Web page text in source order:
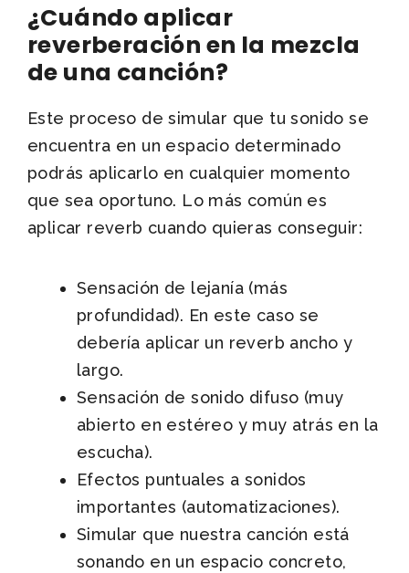
¿Cuándo aplicar
reverberación en la mezcla
de una canción?
Este proceso de simular que tu sonido se
encuentra en un espacio determinado
podrás aplicarlo en cualquier momento
que sea oportuno. Lo más común es
aplicar reverb cuando quieras conseguir:
Sensación de lejanía (más
profundidad). En este caso se
debería aplicar un reverb ancho y
largo.
Sensación de sonido difuso (muy
abierto en estéreo y muy atrás en la
escucha).
Efectos puntuales a sonidos
importantes (automatizaciones).
Simular que nuestra canción está
sonando en un espacio concreto,